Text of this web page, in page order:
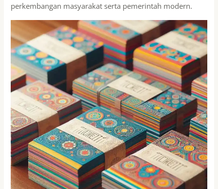
perkembangan masyarakat serta pemerintah modern.